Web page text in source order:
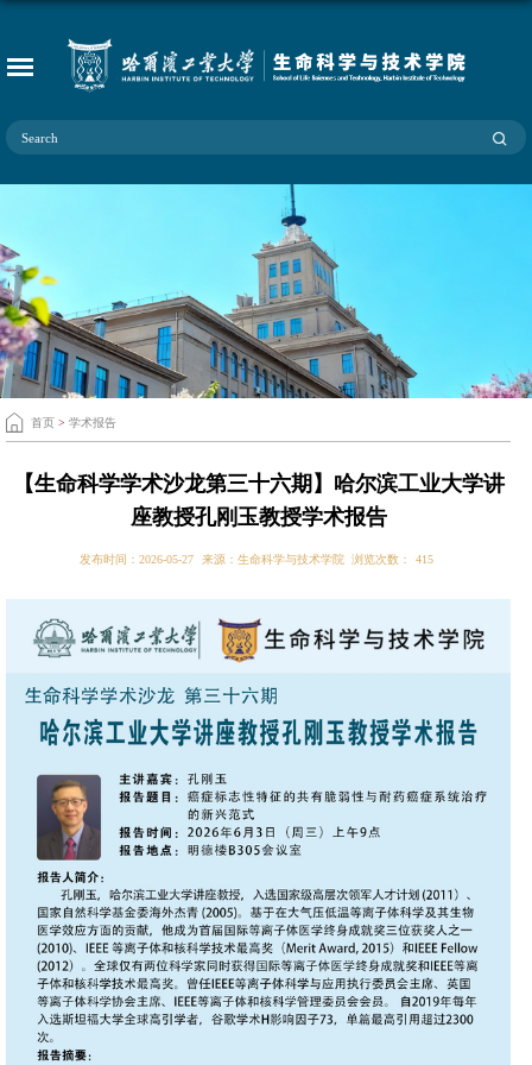
首页 > 学术报告
【生命科学学术沙龙第三十六期】哈尔滨工业大学讲
座教授孔刚玉教授学术报告
发布时间：2026-05-27 来源：生命科学与技术学院 浏览次数： 415